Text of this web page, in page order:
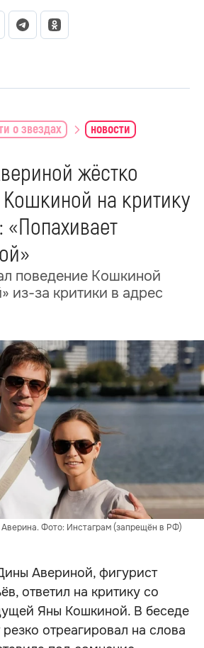
о звездах новости
жёстко
Кошкиной на критику
поведение Кошкиной
из-за критики в адрес
Фото: Инстаграм (запрещён в РФ)
Авериной, фигурист
ответил на критику со
Яны Кошкиной. В беседе
отреагировал на слова